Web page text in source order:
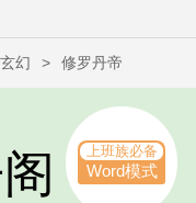
幻 > 修罗丹帝
上班族必备
Word模式